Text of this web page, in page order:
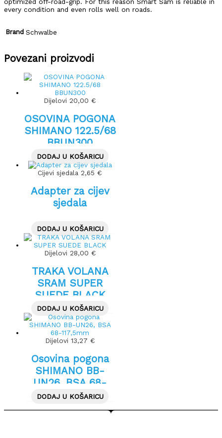
every condition and even rolls well on roads.
Brand Schwalbe
Povezani proizvodi
Dijelovi 20,00 €
OSOVINA POGONA
SHIMANO 122.5/68
BBUN300
DODAJ U KOŠARICU
Cijevi sjedala 2,65 €
Adapter za cijev
sjedala
DODAJ U KOŠARICU
Dijelovi 28,00 €
TRAKA VOLANA
SRAM SUPER
SUEDE BLACK
DODAJ U KOŠARICU
Dijelovi 13,27 €
Osovina pogona
SHIMANO BB-
UN26, BSA 68-
117,5mm
DODAJ U KOŠARICU